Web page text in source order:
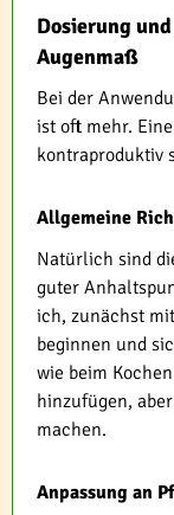
Dosierung
Augenmaß
Bei der
ist oft mehr.
kontraproduktiv
Allgemeine
Natürlich sind
guter
ich, zunächst
beginnen und
wie beim
hinzufügen,
machen.
Anpassung an